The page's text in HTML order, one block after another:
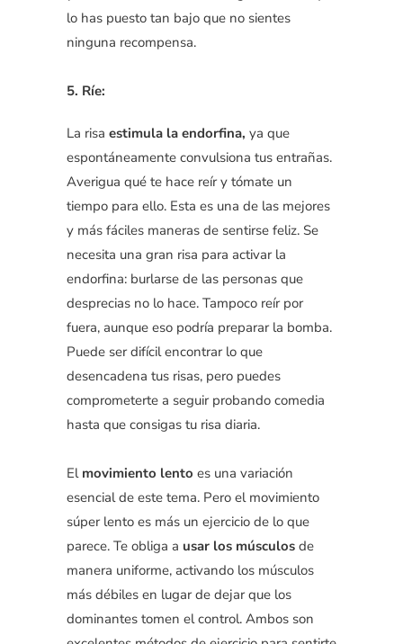
lo has puesto tan bajo que no sientes
ninguna recompensa.
5. Ríe:
La risa estimula la endorfina, ya que
espontáneamente convulsiona tus entrañas.
Averigua qué te hace reír y tómate un
tiempo para ello. Esta es una de las mejores
y más fáciles maneras de sentirse feliz. Se
necesita una gran risa para activar la
endorfina: burlarse de las personas que
desprecias no lo hace. Tampoco reír por
fuera, aunque eso podría preparar la bomba.
Puede ser difícil encontrar lo que
desencadena tus risas, pero puedes
comprometerte a seguir probando comedia
hasta que consigas tu risa diaria.
El movimiento lento es una variación
esencial de este tema. Pero el movimiento
súper lento es más un ejercicio de lo que
parece. Te obliga a usar los músculos de
manera uniforme, activando los músculos
más débiles en lugar de dejar que los
dominantes tomen el control. Ambos son